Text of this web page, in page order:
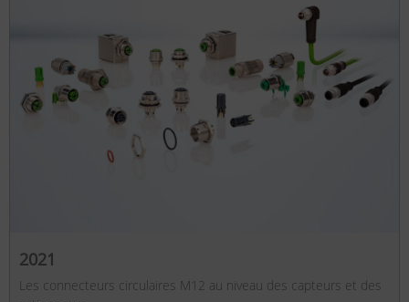
2021
Les connecteurs circulaires M12 au niveau des capteurs et des